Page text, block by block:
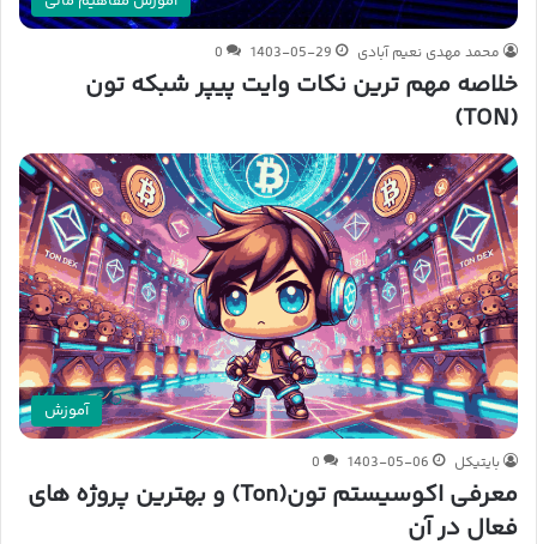
محمد مهدی نعیم آبادی 1403-05-29
0
خلاصه مهم ترین نکات وایت پیپر شبکه تون
(TON)
آموزش
بایتیکل 1403-05-06
0
معرفی اکوسیستم تون(Ton) و بهترین پروژه های
فعال در آن